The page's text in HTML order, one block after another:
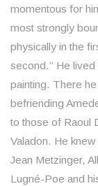
momentous for
most strongly
physically in the
second.” He
painting. There
befriending
to those of Raoul
Valadon. He
Jean Metzinger,
Lugné-Poe and